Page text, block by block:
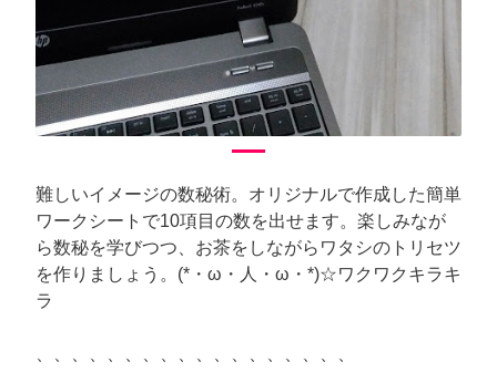
難しいイメージの数秘術。オリジナルで作成した簡単
ワークシートで10項目の数を出せます。楽しみなが
ら数秘を学びつつ、お茶をしながらワタシのトリセツ
を作りましょう。(*・ω・人・ω・*)☆ワクワクキラキ
ラ